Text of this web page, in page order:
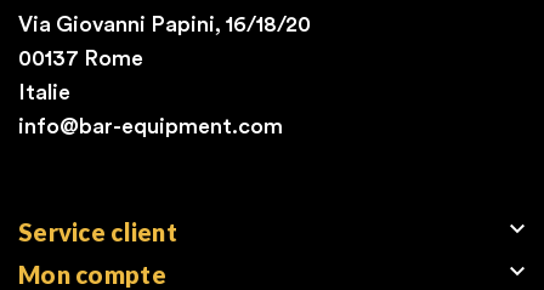
Via Giovanni Papini, 16/18/20
00137 Rome
Italie
info@bar-equipment.com
Service client

Mon compte
